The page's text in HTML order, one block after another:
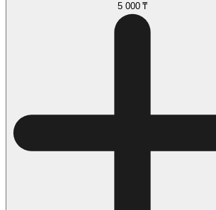
5 000 ₸